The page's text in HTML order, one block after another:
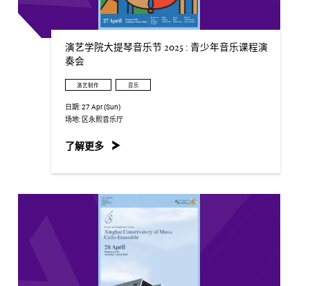
演艺学院大提琴音乐节 2025 : 青少年音乐课程演
奏会
演艺制作 音乐
日期:27 Apr (Sun)
场地: 区永熙音乐厅
了解更多